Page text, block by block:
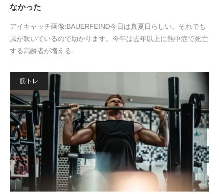
なかった
アイキャッチ画像:BAUERFEIND今日は真夏日らしい。それでも
風が吹いているので助かります。今年は去年以上に熱中症で死亡
する高齢者が増える…
筋トレ